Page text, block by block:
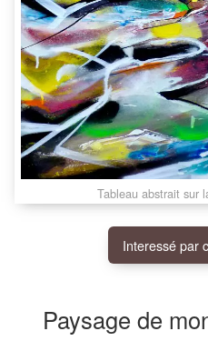
Tableau abstrait sur
Interessé par
Paysage de